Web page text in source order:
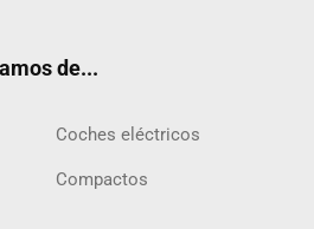
de...
Coches eléctricos
Compactos